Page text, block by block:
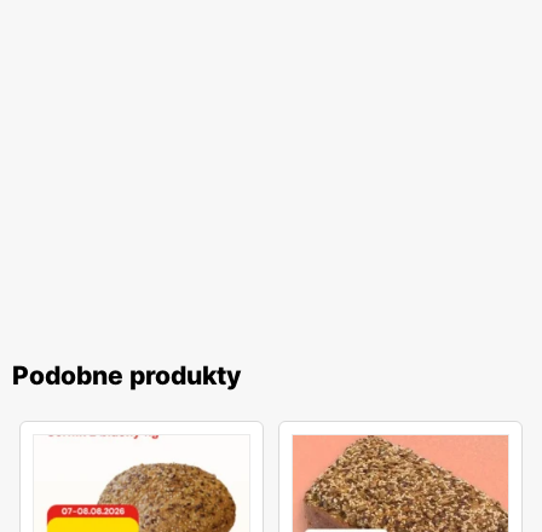
Podobne produkty